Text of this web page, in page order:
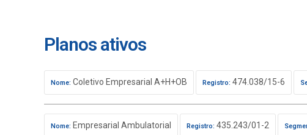
Planos ativos
Nome: Coletivo Empresarial A+H+OB Registro: 474.038/15-6
Nome: Empresarial Ambulatorial Registro: 435.243/01-2